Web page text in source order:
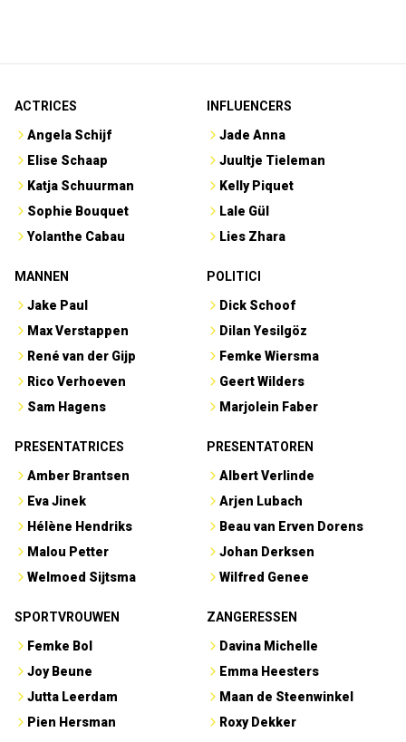
ACTRICES
Angela Schijf
Elise Schaap
Katja Schuurman
Sophie Bouquet
Yolanthe Cabau
INFLUENCERS
Jade Anna
Juultje Tieleman
Kelly Piquet
Lale Gül
Lies Zhara
MANNEN
Jake Paul
Max Verstappen
René van der Gijp
Rico Verhoeven
Sam Hagens
POLITICI
Dick Schoof
Dilan Yesilgöz
Femke Wiersma
Geert Wilders
Marjolein Faber
PRESENTATRICES
Amber Brantsen
Eva Jinek
Hélène Hendriks
Malou Petter
Welmoed Sijtsma
PRESENTATOREN
Albert Verlinde
Arjen Lubach
Beau van Erven Dorens
Johan Derksen
Wilfred Genee
SPORTVROUWEN
Femke Bol
Joy Beune
Jutta Leerdam
Pien Hersman
ZANGERESSEN
Davina Michelle
Emma Heesters
Maan de Steenwinkel
Roxy Dekker